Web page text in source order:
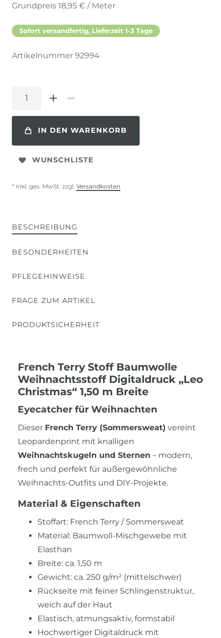
Grundpreis 18,95 € / Meter
Sofort versandfertig, Lieferzeit 1-3 Tage
Artikelnummer 92994
IN DEN WARENKORB
WUNSCHLISTE
* inkl. ges. MwSt. zzgl. Versandkosten
BESCHREIBUNG
BESONDERHEITEN
PFLEGEHINWEISE
FRAGE ZUM ARTIKEL
PRODUKTSICHERHEIT
French Terry Stoff Baumwolle
Weihnachtsstoff Digitaldruck „Leo
Christmas“ 1,50 m Breite
Eyecatcher für Weihnachten
Dieser French Terry (Sommersweat) vereint
Leopardenprint mit knalligen
Weihnachtskugeln und Sternen – modern,
frech und perfekt für außergewöhnliche
Weihnachts-Outfits und DIY-Projekte.
Material & Eigenschaften
Stoffart: French Terry / Sommersweat
Material: Baumwoll-Mischgewebe mit
Elasthan
Breite: ca. 1,50 m
Gewicht: ca. 250 g/m² (mittelschwer)
Rückseite mit feiner Schlingenstruktur,
weich auf der Haut
Elastisch, atmungsaktiv, formstabil
Hochwertiger Digitaldruck mit